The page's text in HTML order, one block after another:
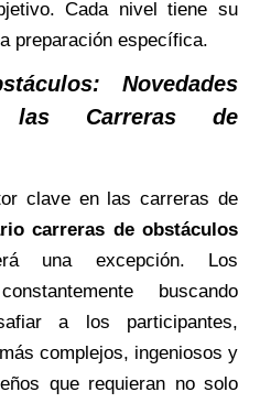
Cada nivel tiene su
preparación específica.
Novedades
las Carreras de
clave en las carreras de
carreras de obstáculos
una excepción. Los
buscando
a los participantes,
complejos, ingeniosos y
que requieran no solo